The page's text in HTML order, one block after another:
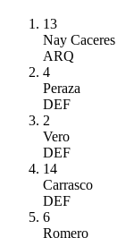
13
Nay Caceres
ARQ
4
Peraza
DEF
2
Vero
DEF
14
Carrasco
DEF
6
Romero